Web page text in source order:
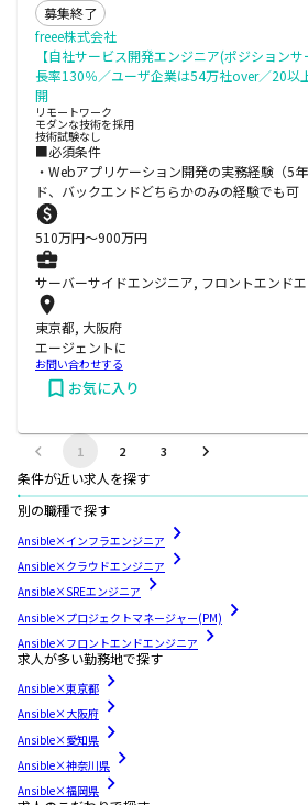
募集終了
freee株式会社
【自社サービス開発エンジニア(ポジション
長率130％／ユーザ企業は54万社over／20以
開
リモートワーク
モダンな技術を採用
技術試験なし
■必須条件
・Webアプリケーション開発の実務経験（5
ド、バックエンドどちらかのみの経験でも可
510万円〜900万円
サーバーサイドエンジニア, フロントエンド
東京都, 大阪府
エージェントに
お問い合わせする
お気に入り
1 2 3
条件が近い求人を探す
別の職種で探す
Ansible×インフラエンジニア
Ansible×クラウドエンジニア
Ansible×SREエンジニア
Ansible×プロジェクトマネージャー(PM)
Ansible×フロントエンドエンジニア
求人が多い勤務地で探す
Ansible×東京都
Ansible×大阪府
Ansible×愛知県
Ansible×神奈川県
Ansible×福岡県